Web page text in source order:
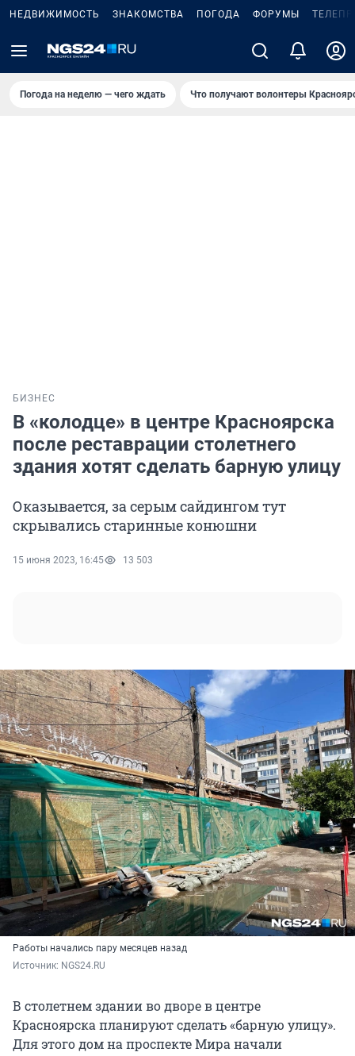
НЕДВИЖИМОСТЬ ЗНАКОМСТВА ПОГОДА ФОРУМЫ
Погода на неделю — чего ждать Что получают волонтеры
БИЗНЕС
В «колодце» в центре Красноярска
после реставрации столетнего
здания хотят сделать барную улицу
Оказывается, за серым сайдингом тут
скрывались старинные конюшни
15 июня 2023, 16:45 13 503
Работы начались пару месяцев назад
Источник: NGS24.RU
В столетнем здании во дворе в центре
Красноярска планируют сделать «барную улицу».
Для этого дом на проспекте Мира начали